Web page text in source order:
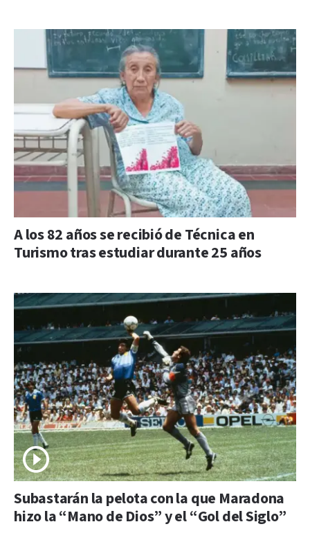
A los 82 años se recibió de Técnica en
Turismo tras estudiar durante 25 años
Subastarán la pelota con la que Maradona
hizo la “Mano de Dios” y el “Gol del Siglo”